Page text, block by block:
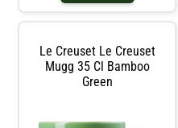
Le Creuset Le Creuset
Mugg 35 Cl Bamboo
Green